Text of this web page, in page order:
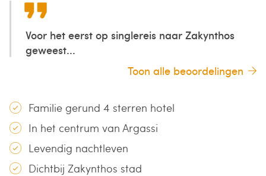
Voor het eerst op singlereis naar Zakynthos
geweest...
Toon alle beoordelingen
Familie gerund 4 sterren hotel
In het centrum van Argassi
Levendig nachtleven
Dichtbij Zakynthos stad